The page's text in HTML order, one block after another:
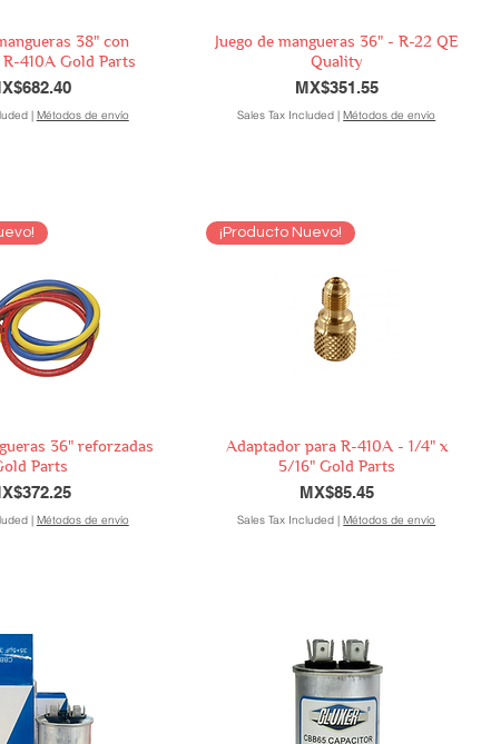
38" con
410A Gold Parts
| Métodos de envío
Juego de mangueras 36" - R-22 QE
Quality
Price
MX$351.55
Sales Tax Included |Métodos de envío
36" reforzadas
Parts
| Métodos de envío
¡Producto Nuevo!
Adaptador para R-410A - 1/4" x
5/16" Gold Parts
Price
MX$85.45
Sales Tax Included |Métodos de envío